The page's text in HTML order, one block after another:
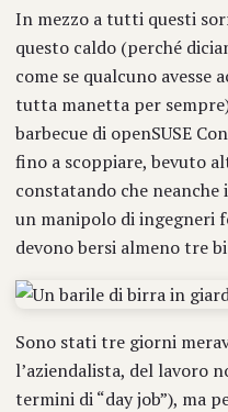
In mezzo a tutti questi
questo caldo (perché
come se qualcuno avesse
tutta manetta per
barbecue di openSUSE
fino a scoppiare, bevuto
constatando che
un manipolo di ingegneri
devono bersi almeno tre
Sono stati tre giorni
l’aziendalista, del lavoro
termini di “day job”), ma